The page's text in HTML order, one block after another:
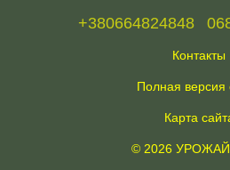
+380664824848
Контакты
Полная версия
Карта
© 2026